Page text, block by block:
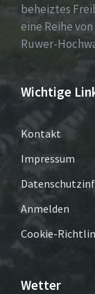
beheiztes
eine Reihe
Ruwer-
Wichtige
Kontakt
Impressum
Anmelden
Cookie-
Wetter